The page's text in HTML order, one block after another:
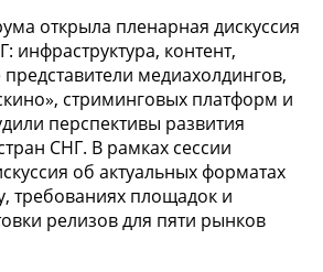
открыла пленарная дискуссия
контент,
медиахолдингов,
стриминговых платформ и
перспективы развития
СНГ. В рамках сессии
об актуальных форматах
требованиях площадок и
релизов для пяти рынков